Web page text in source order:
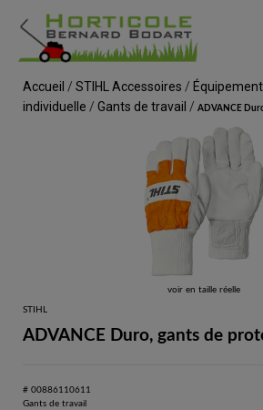
Accueil / STIHL Accessoires /
individuelle / Gants de travail / ADVANCE
voir en taille réelle
STIHL
ADVANCE Duro, gants de
# 00886110611
Gants de travail